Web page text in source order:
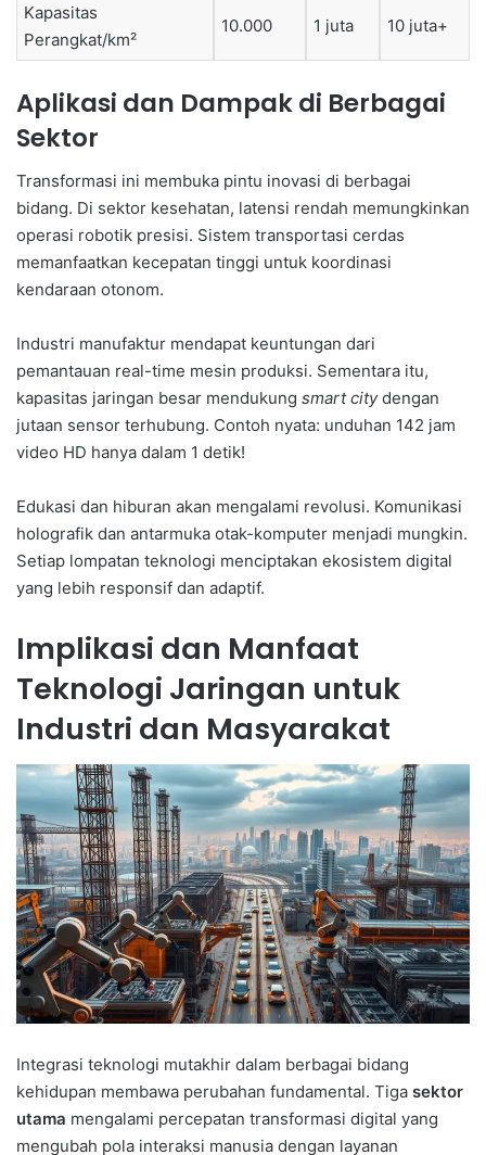
Kapasitas
Perangkat/km²
10.000 1 juta 10 juta+
Aplikasi dan Dampak di Berbagai
Sektor
Transformasi ini membuka pintu inovasi di berbagai
bidang. Di sektor kesehatan, latensi rendah memungkinkan
operasi robotik presisi. Sistem transportasi cerdas
memanfaatkan kecepatan tinggi untuk koordinasi
kendaraan otonom.
Industri manufaktur mendapat keuntungan dari
pemantauan real-time mesin produksi. Sementara itu,
kapasitas jaringan besar mendukung smart citydengan
jutaan sensor terhubung. Contoh nyata: unduhan 142 jam
video HD hanya dalam 1 detik!
Edukasi dan hiburan akan mengalami revolusi. Komunikasi
holografik dan antarmuka otak-komputer menjadi mungkin.
Setiap lompatan teknologi menciptakan ekosistem digital
yang lebih responsif dan adaptif.
Implikasi dan Manfaat
Teknologi Jaringan untuk
Industri dan Masyarakat
Integrasi teknologi mutakhir dalam berbagai bidang
kehidupan membawa perubahan fundamental. Tiga sektor
utama mengalami percepatan transformasi digital yang
mengubah pola interaksi manusia dengan layanan